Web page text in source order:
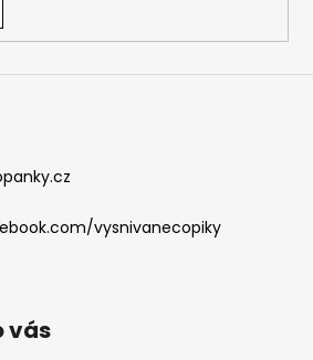
vysnivanecopiky
vás